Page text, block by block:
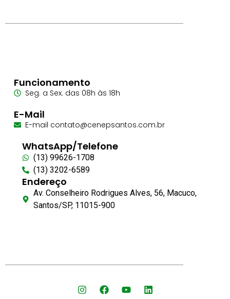
Funcionamento
Seg. a Sex. das 08h às 18h
E-Mail
E-mail contato@cenepsantos.com.br
WhatsApp/Telefone
(13) 99626-1708
(13) 3202-6589
Endereço
Av. Conselheiro Rodrigues Alves, 56, Macuco,
Santos/SP, 11015-900